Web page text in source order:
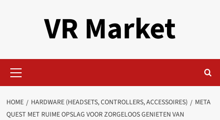
VR Market
Menu
HOME HARDWARE (HEADSETS, CONTROLLERS, ACCESSOIRES)
META
QUEST MET RUIME OPSLAG VOOR ZORGELOOS GENIETEN VAN